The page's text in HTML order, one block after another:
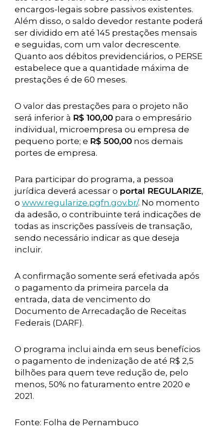
encargos-legais sobre passivos existentes.
Além disso, o saldo devedor restante poderá
ser dividido em até 145 prestações mensais
e seguidas, com um valor decrescente.
Quanto aos débitos previdenciários, o PERSE
estabelece que a quantidade máxima de
prestações é de 60 meses.
O valor das prestações para o projeto não
será inferior à R$ 100,00 para o empresário
individual, microempresa ou empresa de
pequeno porte; e R$ 500,00 nos demais
portes de empresa.
Para participar do programa, a pessoa
jurídica deverá acessar o portal REGULARIZE,
o www.regularize.pgfn.gov.br/. No momento
da adesão, o contribuinte terá indicações de
todas as inscrições passíveis de transação,
sendo necessário indicar as que deseja
incluir.
A confirmação somente será efetivada após
o pagamento da primeira parcela da
entrada, data de vencimento do
Documento de Arrecadação de Receitas
Federais (DARF).
O programa inclui ainda em seus benefícios
o pagamento de indenização de até R$ 2,5
bilhões para quem teve redução de, pelo
menos, 50% no faturamento entre 2020 e
2021.
Fonte: Folha de Pernambuco